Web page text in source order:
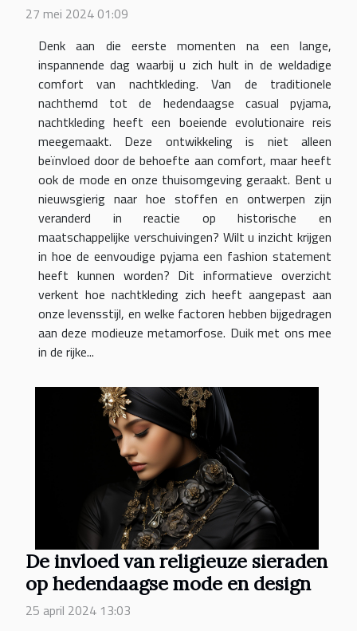
27 mei 2024 01:09
Denk aan die eerste momenten na een lange,
inspannende dag waarbij u zich hult in de weldadige
comfort van nachtkleding. Van de traditionele
nachthemd tot de hedendaagse casual pyjama,
nachtkleding heeft een boeiende evolutionaire reis
meegemaakt. Deze ontwikkeling is niet alleen
beïnvloed door de behoefte aan comfort, maar heeft
ook de mode en onze thuisomgeving geraakt. Bent u
nieuwsgierig naar hoe stoffen en ontwerpen zijn
veranderd in reactie op historische en
maatschappelijke verschuivingen? Wilt u inzicht krijgen
in hoe de eenvoudige pyjama een fashion statement
heeft kunnen worden? Dit informatieve overzicht
verkent hoe nachtkleding zich heeft aangepast aan
onze levensstijl, en welke factoren hebben bijgedragen
aan deze modieuze metamorfose. Duik met ons mee
in de rijke...
De invloed van religieuze sieraden
op hedendaagse mode en design
25 april 2024 13:03